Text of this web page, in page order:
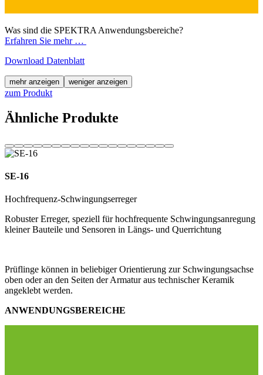
Was sind die SPEKTRA Anwendungsbereiche?
Erfahren Sie mehr …
Download Datenblatt
mehr anzeigen weniger anzeigen
zum Produkt
Ähnliche Produkte
SE-16
Hochfrequenz-Schwingungserreger
Robuster Erreger, speziell für hochfrequente Schwingungsanregung
kleiner Bauteile und Sensoren in Längs- und Querrichtung
Prüflinge können in beliebiger Orientierung zur Schwingungsachse
oben oder an den Seiten der Armatur aus technischer Keramik
angeklebt werden.
ANWENDUNGSBEREICHE